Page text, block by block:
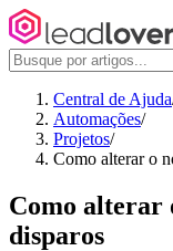
Central de Ajuda
Automações/
Projetos/
Como alterar o
Como alterar
disparos